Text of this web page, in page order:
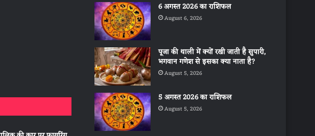
6 अगस्त 2026 का राशिफल
August 6, 2026
पूजा की थाली में क्यों रखी जाती है सुपारी,
भगवान गणेश से इसका क्या नाता है?
August 5, 2026
5 अगस्त 2026 का राशिफल
August 5, 2026